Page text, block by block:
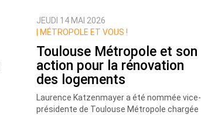
JEUDI 14 MAI 2026
MÉTROPOLE ET VOUS !
Toulouse Métropole et son
action pour la rénovation
des logements
Laurence Katzenmayer a été nommée vice-
présidente de Toulouse Métropole chargée